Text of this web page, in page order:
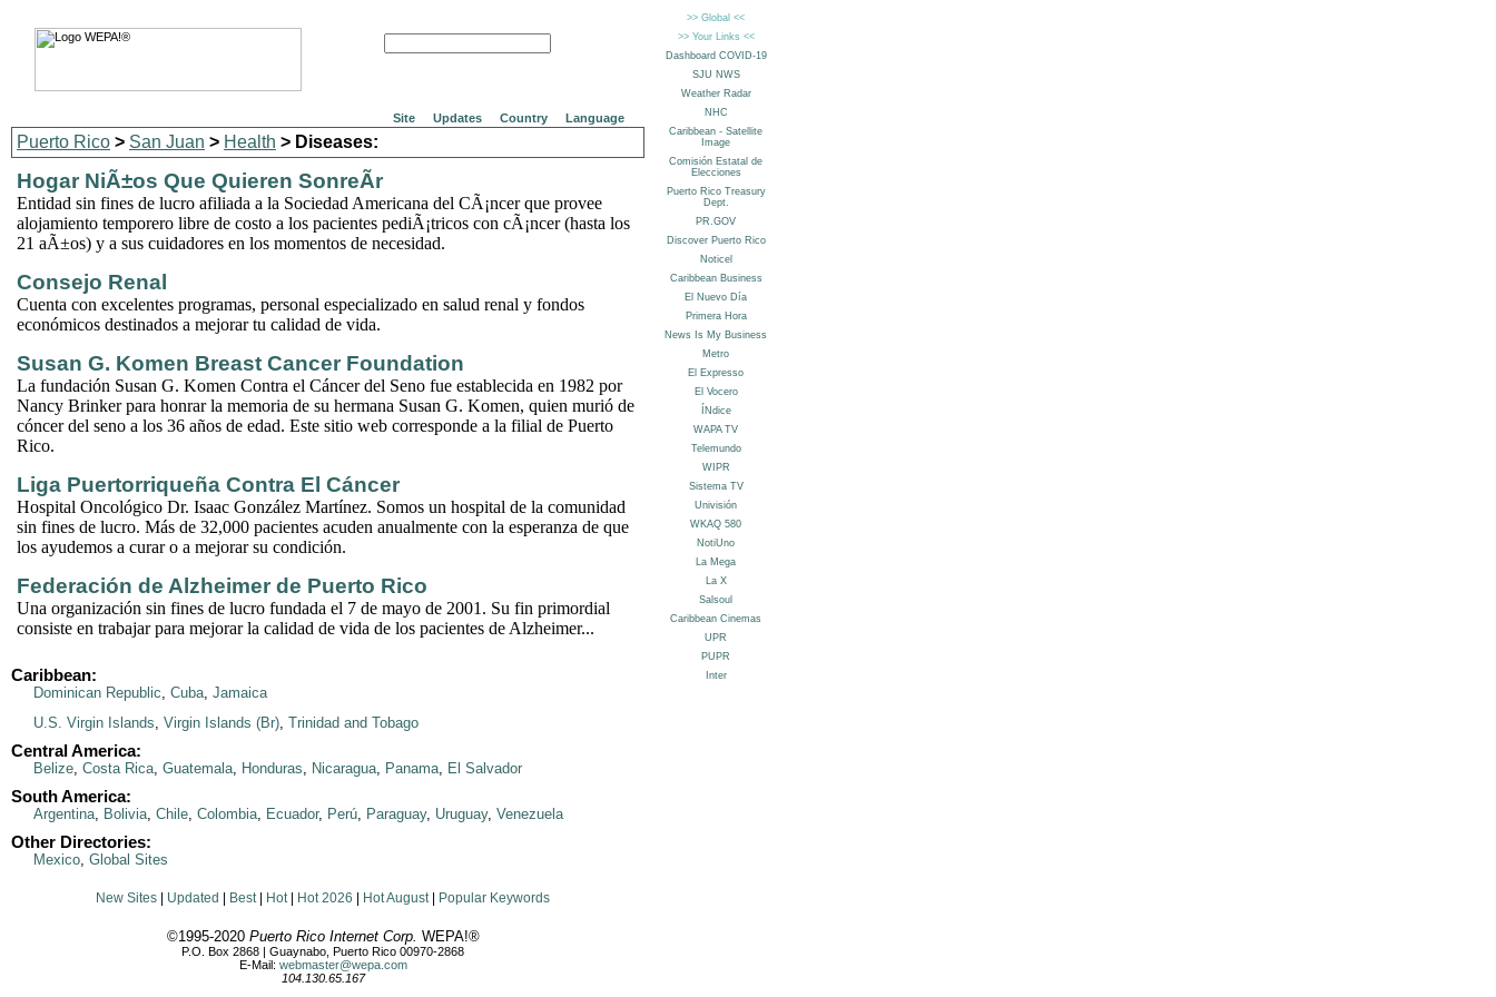
Site Updates Country Language
Puerto Rico > San Juan > Health > Diseases:
Hogar NiÃ±os Que Quieren SonreÃ­r
Entidad sin fines de lucro afiliada a la Sociedad Americana del CÃ¡ncer que provee
alojamiento temporero libre de costo a los pacientes pediÃ¡tricos con cÃ¡ncer (hasta los
21 aÃ±os) y a sus cuidadores en los momentos de necesidad.
Consejo Renal
Cuenta con excelentes programas, personal especializado en salud renal y fondos
económicos destinados a mejorar tu calidad de vida.
Susan G. Komen Breast Cancer Foundation
La fundación Susan G. Komen Contra el Cáncer del Seno fue establecida en 1982 por
Nancy Brinker para honrar la memoria de su hermana Susan G. Komen, quien murió de
cóncer del seno a los 36 años de edad. Este sitio web corresponde a la filial de Puerto
Rico.
Liga Puertorriqueña Contra El Cáncer
Hospital Oncológico Dr. Isaac González Martínez. Somos un hospital de la comunidad
sin fines de lucro. Más de 32,000 pacientes acuden anualmente con la esperanza de que
los ayudemos a curar o a mejorar su condición.
Federación de Alzheimer de Puerto Rico
Una organización sin fines de lucro fundada el 7 de mayo de 2001. Su fin primordial
consiste en trabajar para mejorar la calidad de vida de los pacientes de Alzheimer...
Caribbean:
Dominican Republic, Cuba, Jamaica
U.S. Virgin Islands, Virgin Islands (Br), Trinidad and Tobago
Central America:
Belize, Costa Rica, Guatemala, Honduras, Nicaragua, Panama, El Salvador
South America:
Argentina, Bolivia, Chile, Colombia, Ecuador, Perú, Paraguay, Uruguay, Venezuela
Other Directories:
Mexico, Global Sites
New Sites Updated Best| Hot| Hot 2026 Hot August| Popular Keywords
©1995-2020 Puerto Rico Internet Corp. WEPA!®
P.O. Box 2868 | Guaynabo, Puerto Rico 00970-2868
E-Mail: webmaster@wepa.com
104.130.65.167